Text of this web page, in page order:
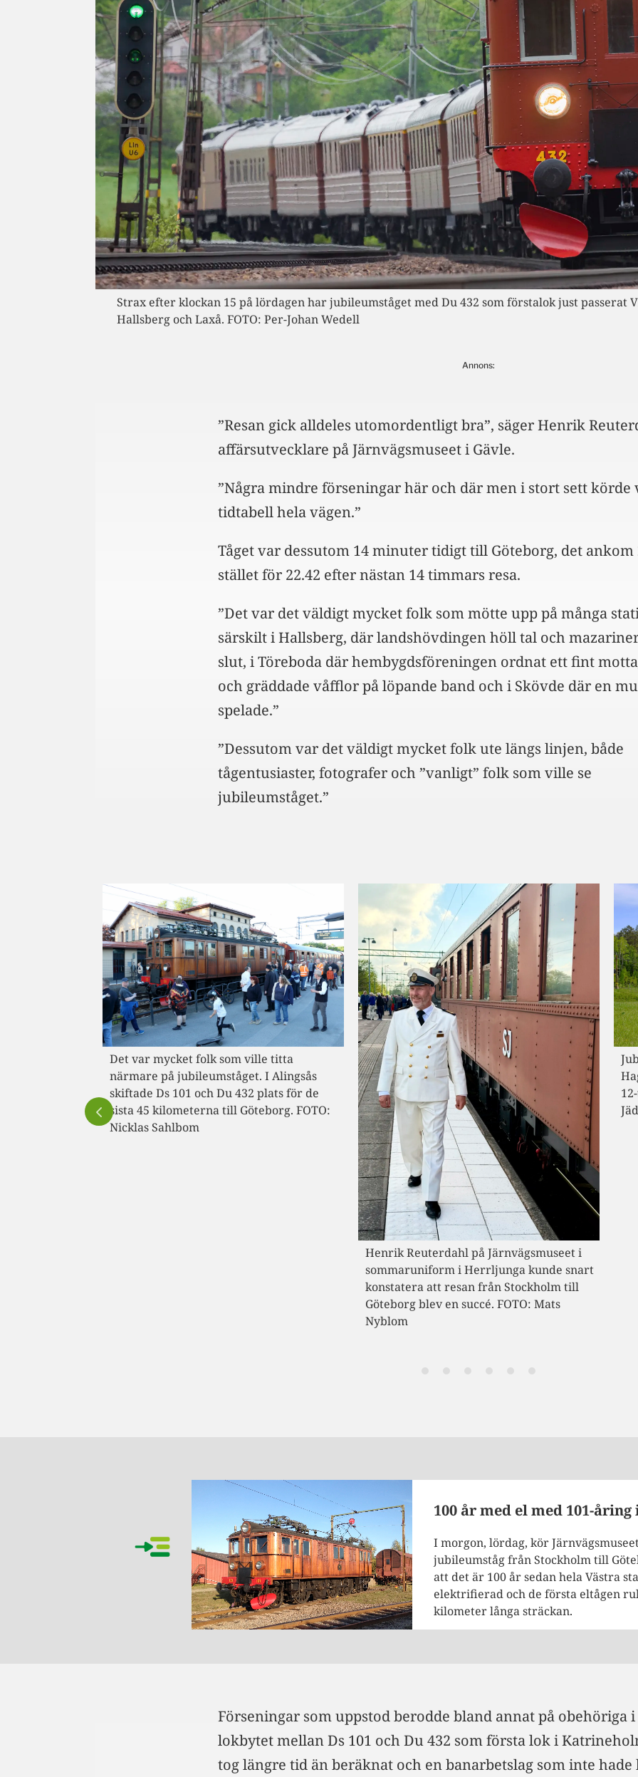
Strax efter klockan 15 på lördagen har jubileumståget med Du 432 som förstalok just passerat
Hallsberg och Laxå. FOTO: Per-Johan Wedell
Annons:
”Resan gick alldeles utomordentligt bra”, säger Henrik
affärsutvecklare på Järnvägsmuseet i Gävle.
”Några mindre förseningar här och där men i stort sett körde
tidtabell hela vägen.”
Tåget var dessutom 14 minuter tidigt till Göteborg, det ankom
stället för 22.42 efter nästan 14 timmars resa.
”Det var det väldigt mycket folk som mötte upp på många
särskilt i Hallsberg, där landshövdingen höll tal och
slut, i Töreboda där hembygdsföreningen ordnat ett fint
och gräddade våfflor på löpande band och i Skövde där en
spelade.”
”Dessutom var det väldigt mycket folk ute längs linjen, både
tågentusiaster, fotografer och ”vanligt” folk som ville se
jubileumståget.”
Jubileumståget med Ds 101 i spetsen i
Hagalid mellan Skebokvarn och Flen vid
12-tiden på lördagen. FOTO: Tobias
Jäderup
100 år med el med 101-åring
I morgon, lördag, kör
jubileumståg från Stockholm till
att det är 100 år sedan hela Västra
elektrifierad och de första eltågen
kilometer långa sträckan.
Förseningar som uppstod berodde bland annat på obehöriga i
lokbytet mellan Ds 101 och Du 432 som första lok i
tog längre tid än beräknat och en banarbetslag som inte